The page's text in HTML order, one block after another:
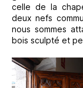
celle de la
deux nefs
nous sommes
bois sculpté et